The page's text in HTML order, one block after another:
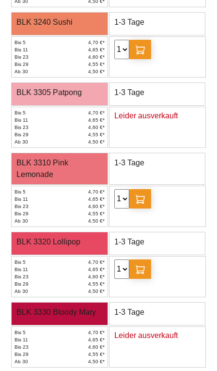
BLK 3240 Sushi 1-3 Tage
Bis 5
4,70 €*
Bis 11
4,65 €*
Bis 23
4,60 €*
Bis 29
4,55 €*
Ab 30
4,50 €*
BLK 3305 Patpong 1-3 Tage
Bis 5
4,70 €*
Bis 11
4,65 €*
Bis 23
4,60 €*
Bis 29
4,55 €*
Ab 30
4,50 €*
Leider ausverkauft
BLK 3310 Pink
Lemonade
1-3 Tage
Bis 5
4,70 €*
Bis 11
4,65 €*
Bis 23
4,60 €*
Bis 29
4,55 €*
Ab 30
4,50 €*
BLK 3320 Lollipop 1-3 Tage
Bis 5
4,70 €*
Bis 11
4,65 €*
Bis 23
4,60 €*
Bis 29
4,55 €*
Ab 30
4,50 €*
BLK 3330 Bloody Mary 1-3 Tage
Bis 5
4,70 €*
Bis 11
4,65 €*
Bis 23
4,60 €*
Bis 29
4,55 €*
Ab 30
4,50 €*
Leider ausverkauft